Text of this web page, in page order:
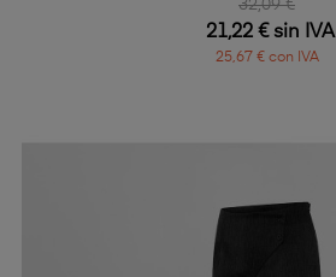
32,09 €
21,22 € sin IVA
25,67 € con IVA